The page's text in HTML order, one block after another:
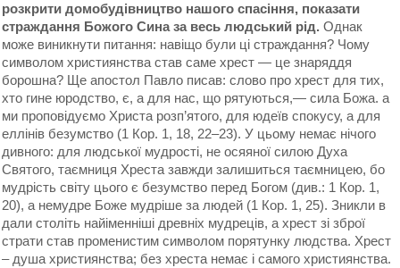
розкрити домобудівництво нашого спасіння, показати
страждання Божого Сина за весь людський рід. Однак
може виникнути питання: навіщо були ці страждання? Чому
символом християнства став саме хрест — це знаряддя
борошна? Ще апостол Павло писав: слово про хрест для тих,
хто гине юродство, є, а для нас, що рятуються,— сила Божа. а
ми проповідуємо Христа розп’ятого, для юдеїв спокусу, а для
еллінів безумство (1 Кор. 1, 18, 22–23). У цьому немає нічого
дивного: для людської мудрості, не осяяної силою Духа
Святого, таємниця Хреста завжди залишиться таємницею, бо
мудрість світу цього є безумство перед Богом (див.: 1 Кор. 1,
20), а немудре Боже мудріше за людей (1 Кор. 1, 25). Зникли в
дали століть найіменніші древніх мудреців, а хрест зі зброї
страти став променистим символом порятунку людства. Хрест
– душа християнства; без хреста немає і самого християнства.